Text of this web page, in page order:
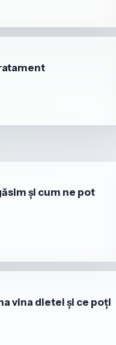
și cum ne pot
vina dietei și ce poți